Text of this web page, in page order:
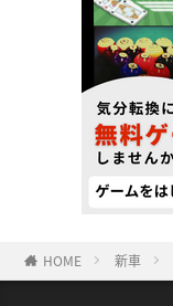
HOME 新車